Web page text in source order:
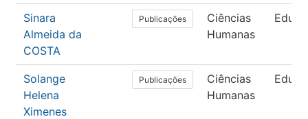
Sinara
Almeida da
COSTA
Publicações
Ciências
Humanas
Solange
Helena
Ximenes
Publicações
Ciências
Humanas